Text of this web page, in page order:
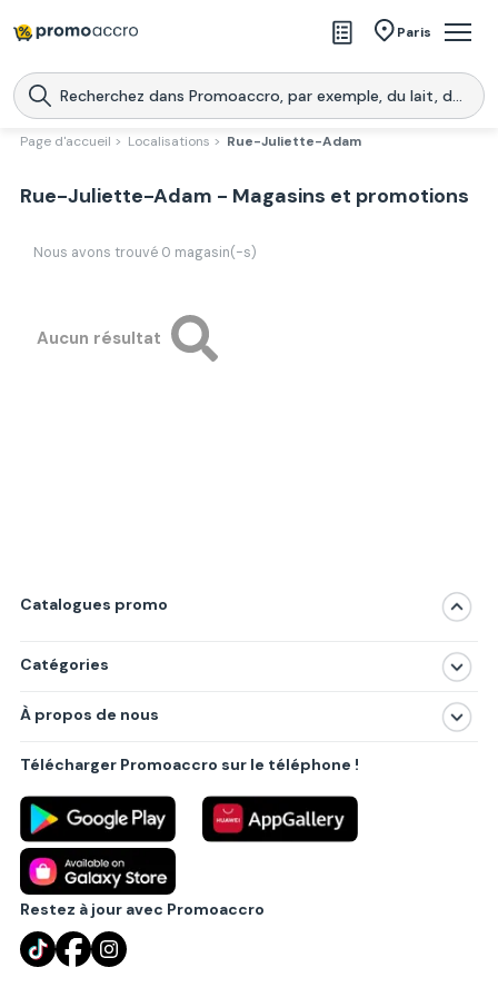
Paris
Magasins
Produits
Promoaccro
l'application
Page d'accueil > Localisations > Rue-Juliette-Adam
Rue-Juliette-Adam - Magasins et promotions
Nous avons trouvé 0 magasin(-s)
Aucun résultat
Catalogues promo
Catégories
Produits
Villes principales
À propos de nous
Politique de confidentialité
Règlements
Partenariat B2B
Blog
Contact
Télécharger Promoaccro sur le téléphone !
Restez à jour avec Promoaccro